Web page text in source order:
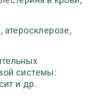
атеросклерозе,
системы:
и др.